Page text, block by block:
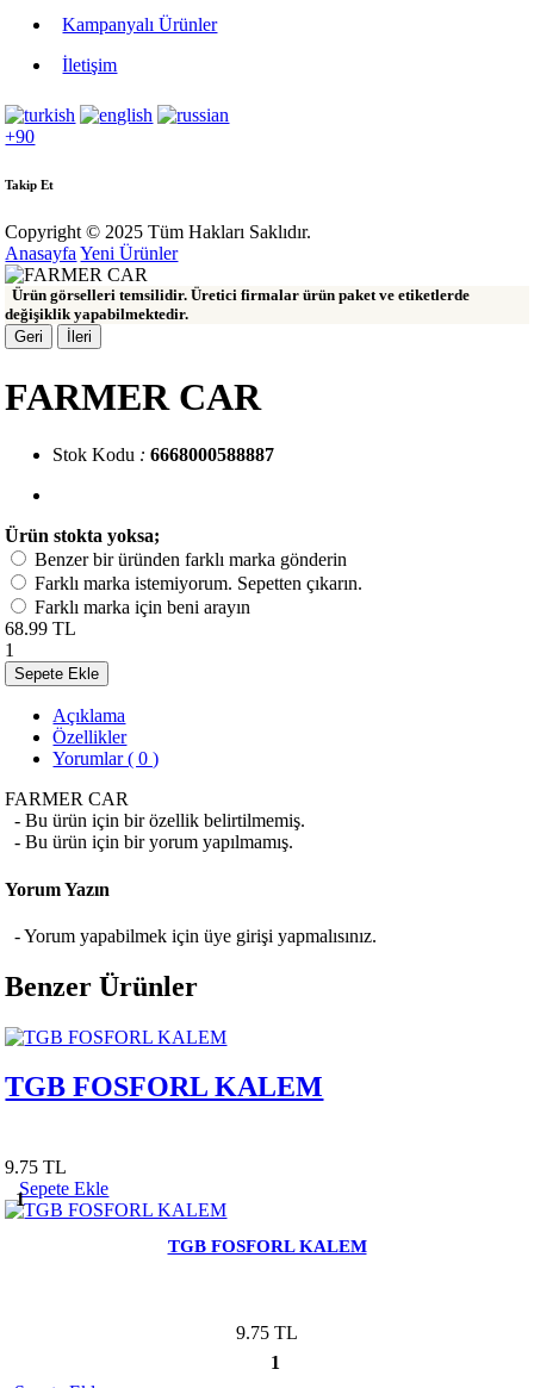
Kampanyalı Ürünler
İletişim
+90
Takip Et
Copyright © 2025 Tüm Hakları Saklıdır.
Anasayfa Yeni Ürünler
Ürün görselleri temsilidir. Üretici firmalar ürün paket ve etiketlerde
değişiklik yapabilmektedir.
Geri
İleri
FARMER CAR
Stok Kodu : 6668000588887
Ürün stokta yoksa;
Benzer bir üründen farklı marka gönderin
Farklı marka istemiyorum. Sepetten çıkarın.
Farklı marka için beni arayın
68.99 TL
1
Sepete Ekle
Açıklama
Özellikler
Yorumlar ( 0 )
FARMER CAR
- Bu ürün için bir özellik belirtilmemiş.
- Bu ürün için bir yorum yapılmamış.
Yorum Yazın
- Yorum yapabilmek için üye girişi yapmalısınız.
Benzer Ürünler
TGB FOSFORL KALEM
9.75 TL
1
Sepete Ekle
TGB FOSFORL KALEM
9.75 TL
1